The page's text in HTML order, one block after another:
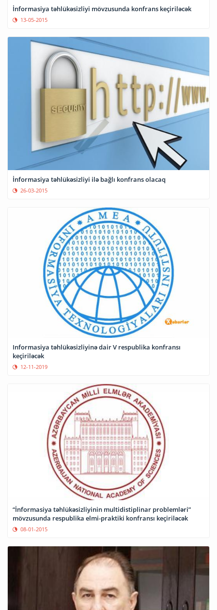
İnformasiya təhlükəsizliyi mövzusunda konfrans keçiriləcək
13-05-2015
İnformasiya təhlükəsizliyi ilə bağlı konfrans olacaq
26-03-2015
Informasiya təhlükəsizliyinə dair V respublika konfransı
keçiriləcək
12-11-2019
“İnformasiya təhlükəsizliyinin multidistiplinar problemləri”
mövzusunda respublika elmi-praktiki konfransı keçiriləcək
08-01-2015